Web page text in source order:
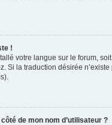
!
votre langue sur le forum,
Si la traduction désirée
de mon nom d’utilisateur ?